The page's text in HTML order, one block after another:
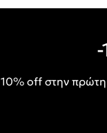
10% off στην